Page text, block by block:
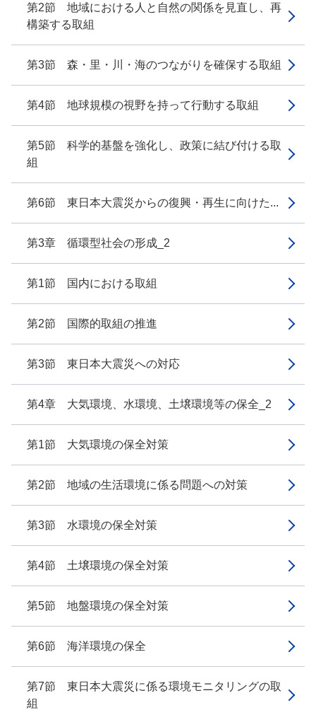
第2節 地域における人と自然の関係を見直し、再
構築する取組
第3節 森・里・川・海のつながりを確保する取組
第4節 地球規模の視野を持って行動する取組
第5節 科学的基盤を強化し、政策に結び付ける取
組
第6節 東日本大震災からの復興・再生に向けた...
第3章 循環型社会の形成_2
第1節 国内における取組
第2節 国際的取組の推進
第3節 東日本大震災への対応
第4章 大気環境、水環境、土壌環境等の保全_2
第1節 大気環境の保全対策
第2節 地域の生活環境に係る問題への対策
第3節 水環境の保全対策
第4節 土壌環境の保全対策
第5節 地盤環境の保全対策
第6節 海洋環境の保全
第7節 東日本大震災に係る環境モニタリングの取
組